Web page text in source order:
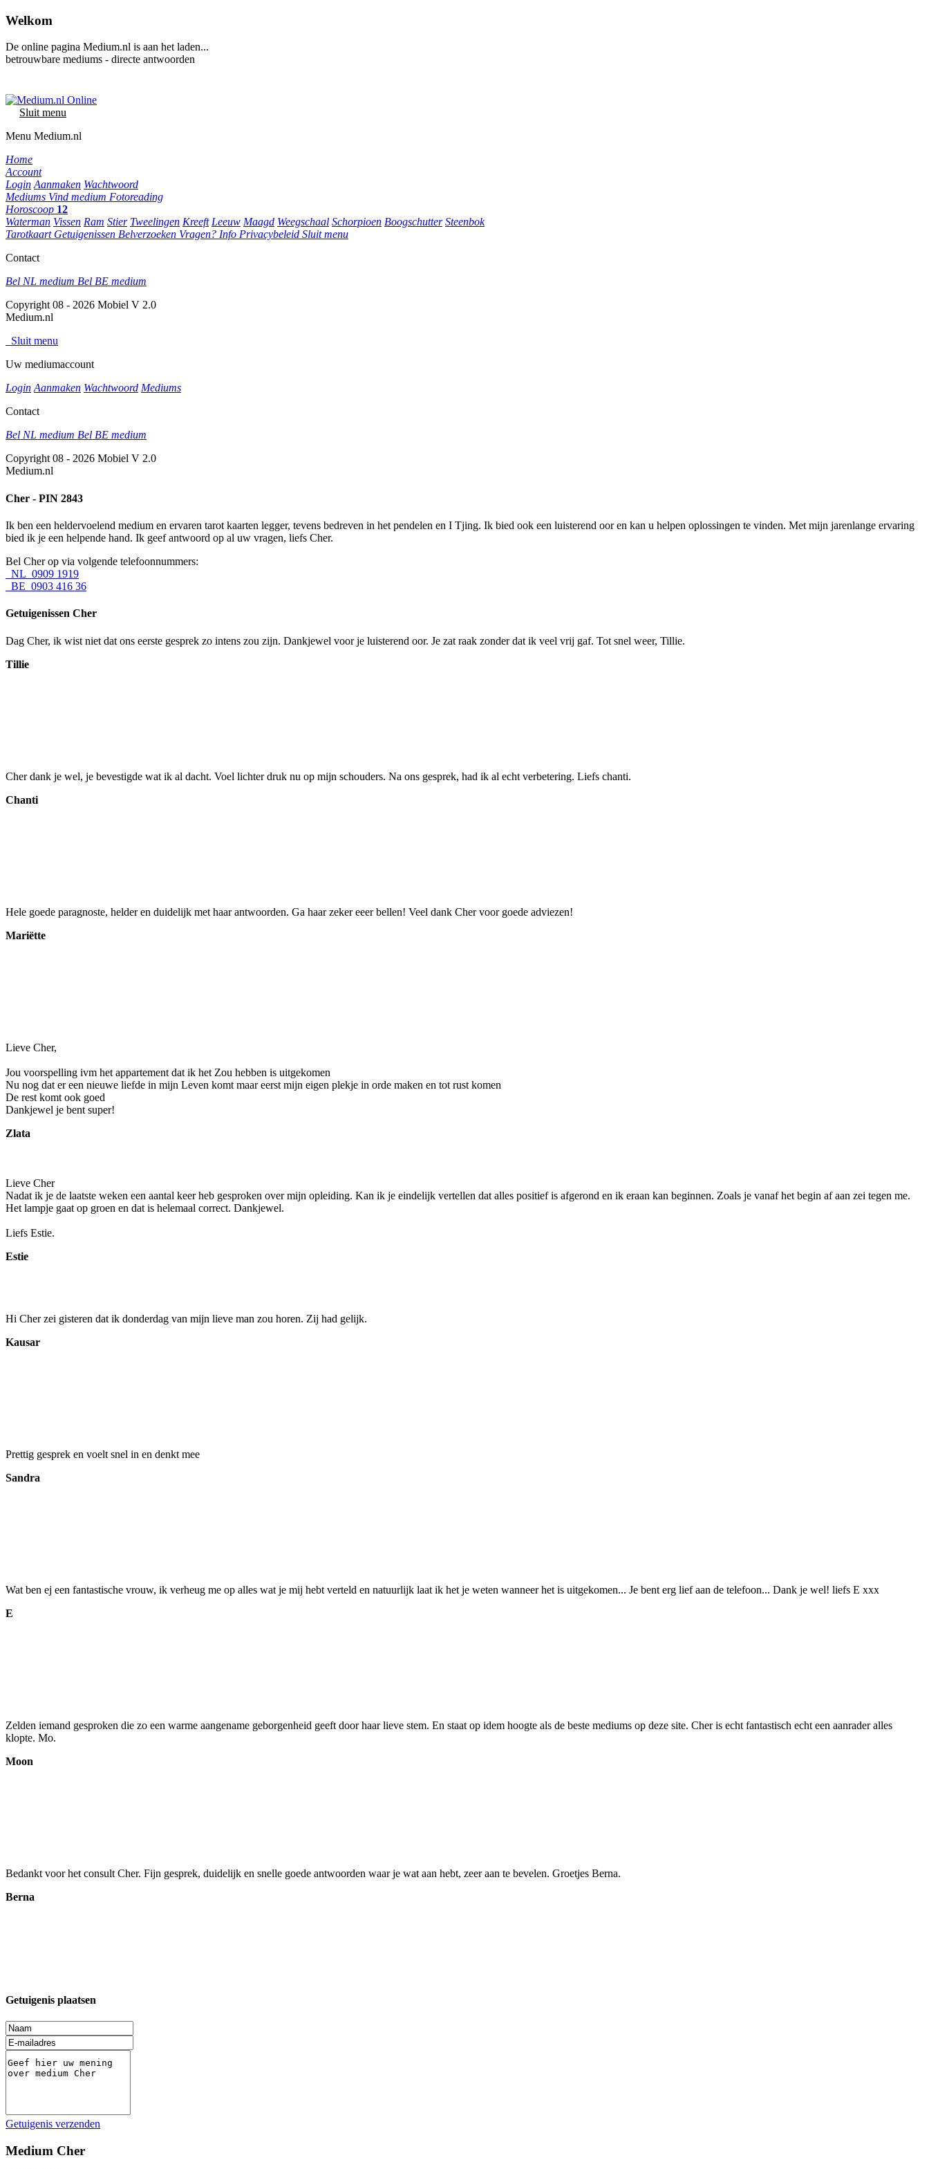
Welkom
De online pagina Medium.nl is aan het laden...
betrouwbare mediums - directe antwoorden
Sluit menu
Menu Medium.nl
Home
Account
Login Aanmaken Wachtwoord
Mediums Vind medium Fotoreading
Horoscoop 12
Waterman Vissen Ram Stier Tweelingen Kreeft Leeuw Maagd Weegschaal Schorpioen Boogschutter Steenbok
Tarotkaart Getuigenissen Belverzoeken Vragen? Info Privacybeleid Sluit menu
Contact
Bel NL medium Bel BE medium
Copyright 08 - 2026 Mobiel V 2.0
Medium.nl
Sluit menu
Uw mediumaccount
Login Aanmaken Wachtwoord Mediums
Contact
Bel NL medium Bel BE medium
Copyright 08 - 2026 Mobiel V 2.0
Medium.nl
Cher - PIN 2843
Ik ben een heldervoelend medium en ervaren tarot kaarten legger, tevens bedreven in het pendelen en I Tjing. Ik bied ook een luisterend oor en kan u helpen oplossingen te vinden. Met mijn jarenlange ervaring
bied ik je een helpende hand. Ik geef antwoord op al uw vragen, liefs Cher.
Bel Cher op via volgende telefoonnummers:
NL 0909 1919
BE 0903 416 36
Getuigenissen Cher
Dag Cher, ik wist niet dat ons eerste gesprek zo intens zou zijn. Dankjewel voor je luisterend oor. Je zat raak zonder dat ik veel vrij gaf. Tot snel weer, Tillie.
Tillie
Cher dank je wel, je bevestigde wat ik al dacht. Voel lichter druk nu op mijn schouders. Na ons gesprek, had ik al echt verbetering. Liefs chanti.
Chanti
Hele goede paragnoste, helder en duidelijk met haar antwoorden. Ga haar zeker eeer bellen! Veel dank Cher voor goede adviezen!
Mariëtte
Lieve Cher,
Jou voorspelling ivm het appartement dat ik het Zou hebben is uitgekomen
Nu nog dat er een nieuwe liefde in mijn Leven komt maar eerst mijn eigen plekje in orde maken en tot rust komen
De rest komt ook goed
Dankjewel je bent super!
Zlata
Lieve Cher
Nadat ik je de laatste weken een aantal keer heb gesproken over mijn opleiding. Kan ik je eindelijk vertellen dat alles positief is afgerond en ik eraan kan beginnen. Zoals je vanaf het begin af aan zei tegen me.
Het lampje gaat op groen en dat is helemaal correct. Dankjewel.
Liefs Estie.
Estie
Hi Cher zei gisteren dat ik donderdag van mijn lieve man zou horen. Zij had gelijk.
Kausar
Prettig gesprek en voelt snel in en denkt mee
Sandra
Wat ben ej een fantastische vrouw, ik verheug me op alles wat je mij hebt verteld en natuurlijk laat ik het je weten wanneer het is uitgekomen... Je bent erg lief aan de telefoon... Dank je wel! liefs E xxx
E
Zelden iemand gesproken die zo een warme aangename geborgenheid geeft door haar lieve stem. En staat op idem hoogte als de beste mediums op deze site. Cher is echt fantastisch echt een aanrader alles
klopte. Mo.
Moon
Bedankt voor het consult Cher. Fijn gesprek, duidelijk en snelle goede antwoorden waar je wat aan hebt, zeer aan te bevelen. Groetjes Berna.
Berna
Getuigenis plaatsen
Getuigenis verzenden
Medium Cher